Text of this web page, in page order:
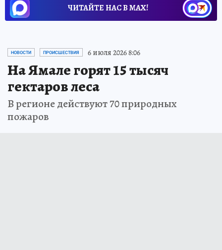
ЧИТАЙТЕ НАС В МАХ!
НОВОСТИ ПРОИСШЕСТВИЯ 6 июля 2026 8:06
На Ямале горят 15 тысяч
гектаров леса
В регионе действуют 70 природных
пожаров